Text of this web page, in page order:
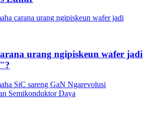
urang ngipiskeun wafer jadi